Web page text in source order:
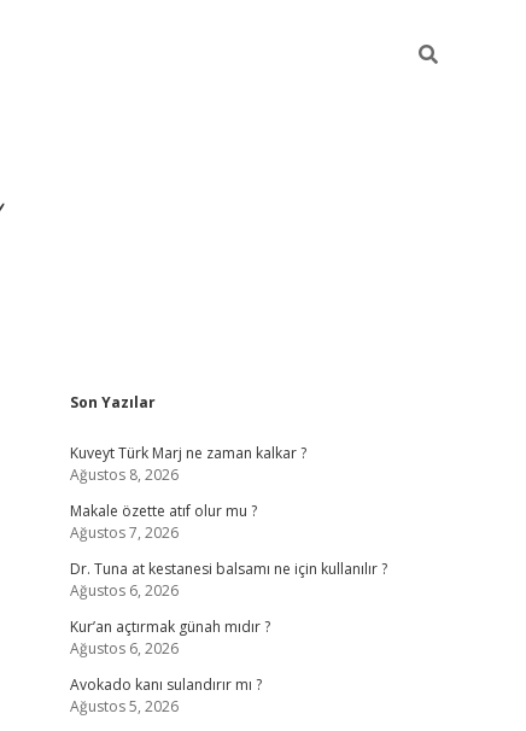
Sidebar
Son Yazılar
Kuveyt Türk Marj ne zaman kalkar ?
Ağustos 8, 2026
Makale özette atıf olur mu ?
Ağustos 7, 2026
Dr. Tuna at kestanesi balsamı ne için kullanılır ?
Ağustos 6, 2026
Kur’an açtırmak günah mıdır ?
Ağustos 6, 2026
Avokado kanı sulandırır mı ?
Ağustos 5, 2026